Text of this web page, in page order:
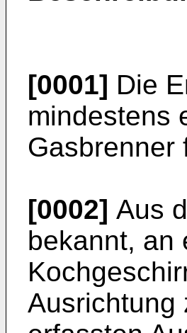
[0001] Die
mindestens
Gasbrenner
[0002] Aus
bekannt, an
Ausrichtung